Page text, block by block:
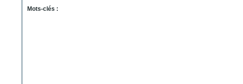
Mots-clés :